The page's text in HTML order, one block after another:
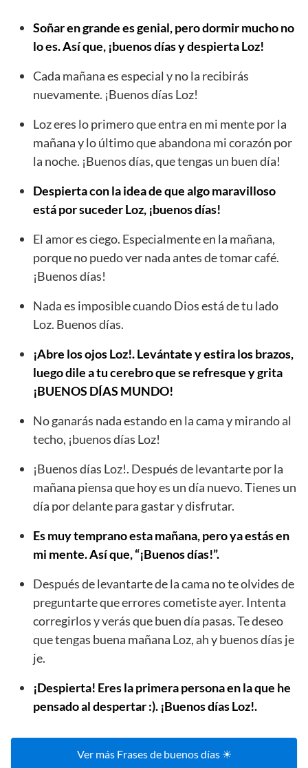
Soñar en grande es genial, pero dormir mucho no
lo es. Así que, ¡buenos días y despierta Loz!
Cada mañana es especial y no la recibirás
nuevamente. ¡Buenos días Loz!
Loz eres lo primero que entra en mi mente por la
mañana y lo último que abandona mi corazón por
la noche. ¡Buenos días, que tengas un buen día!
Despierta con la idea de que algo maravilloso
está por suceder Loz, ¡buenos días!
El amor es ciego. Especialmente en la mañana,
porque no puedo ver nada antes de tomar café.
¡Buenos días!
Nada es imposible cuando Dios está de tu lado
Loz. Buenos días.
¡Abre los ojos Loz!. Levántate y estira los brazos,
luego dile a tu cerebro que se refresque y grita
¡BUENOS DÍAS MUNDO!
No ganarás nada estando en la cama y mirando al
techo, ¡buenos días Loz!
¡Buenos días Loz!. Después de levantarte por la
mañana piensa que hoy es un día nuevo. Tienes un
día por delante para gastar y disfrutar.
Es muy temprano esta mañana, pero ya estás en
mi mente. Así que, “¡Buenos días!”.
Después de levantarte de la cama no te olvides de
preguntarte que errores cometiste ayer. Intenta
corregirlos y verás que buen día pasas. Te deseo
que tengas buena mañana Loz, ah y buenos días je
je.
¡Despierta! Eres la primera persona en la que he
pensado al despertar :). ¡Buenos días Loz!.
Ver más Frases de buenos días ☀